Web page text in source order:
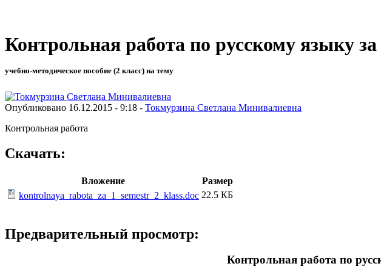
Контрольная работа по русскому языку за
учебно-методическое пособие (2 класс) на тему
Опубликовано 16.12.2015 - 9:18 - Токмурзина Светлана Минивалиевна
Контрольная работа
Скачать:
Вложение
Размер
kontrolnaya_rabota_za_1_semestr_2_klass.doc 22.5 КБ
Предварительный просмотр:
Контрольная работа по